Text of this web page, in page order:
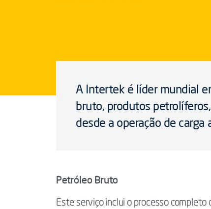
A Intertek é líder mundial
bruto, produtos
desde a operação de carga
Petróleo Bruto
Este serviço inclui o processo completo